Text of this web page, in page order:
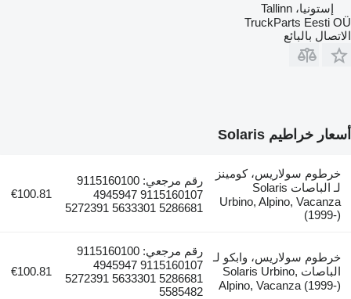
إستونيا، Tallinn
TruckParts Eesti OÜ
الاتصال بالبائع
أسعار خراطيم Solaris
خرطوم سولاريس، كومينز
لـ الباصات Solaris
Urbino, Alpino, Vacanza
(1999-)
رقم مرجعي: 9115160100
9115160107 4945947
5286681 5633301 5272391
€100.81
خرطوم سولاريس، وابكو لـ
الباصات Solaris Urbino,
Alpino, Vacanza (1999-)
رقم مرجعي: 9115160100
9115160107 4945947
5286681 5633301 5272391
5585482
€100.81